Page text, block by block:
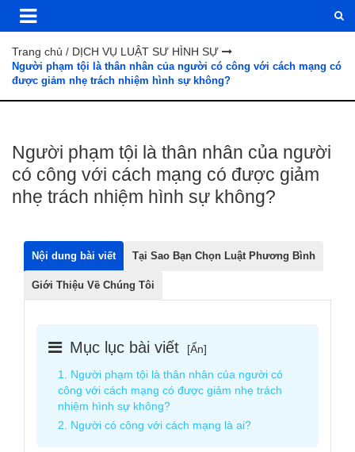
Trang chủ / DỊCH VỤ LUẬT SƯ HÌNH SỰ
Người phạm tội là thân nhân của người có công với cách mạng có
được giảm nhẹ trách nhiệm hình sự không?
Người phạm tội là thân nhân của người
có công với cách mạng có được giảm
nhẹ trách nhiệm hình sự không?
Nội dung bài viết Tại Sao Bạn Chọn Luật Phương Bình
Giới Thiệu Về Chúng Tôi
Mục lục bài viết [Ẩn]
1. Người phạm tội là thân nhân của người có
công với cách mạng có được giảm nhẹ trách
nhiệm hình sự không?
2. Người có công với cách mạng là ai?